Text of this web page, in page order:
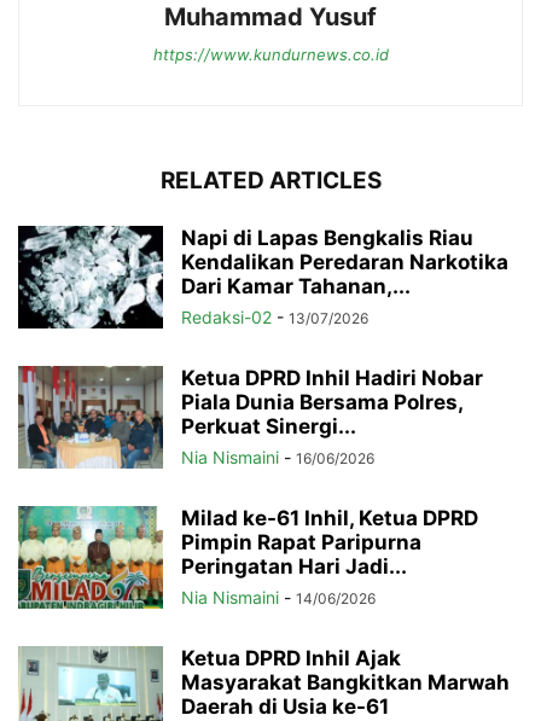
Muhammad Yusuf
https://www.kundurnews.co.id
RELATED ARTICLES
Napi di Lapas Bengkalis Riau
Kendalikan Peredaran Narkotika
Dari Kamar Tahanan,...
Redaksi-02 - 13/07/2026
Ketua DPRD Inhil Hadiri Nobar
Piala Dunia Bersama Polres,
Perkuat Sinergi...
Nia Nismaini - 16/06/2026
Milad ke-61 Inhil, Ketua DPRD
Pimpin Rapat Paripurna
Peringatan Hari Jadi...
Nia Nismaini - 14/06/2026
Ketua DPRD Inhil Ajak
Masyarakat Bangkitkan Marwah
Daerah di Usia ke-61